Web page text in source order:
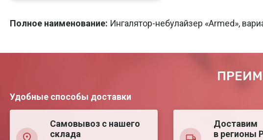
Полное наименование: Ингалятор-небулайзер «Armed»,
Удобные способы доставки
Самовывоз с нашего
склада
Доставим
в регионы